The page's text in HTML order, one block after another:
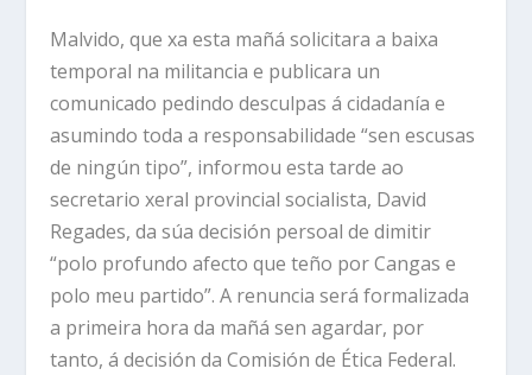
Malvido, que xa esta mañá solicitara a baixa
temporal na militancia e publicara un
comunicado pedindo desculpas á cidadanía e
asumindo toda a responsabilidade “sen escusas
de ningún tipo”, informou esta tarde ao
secretario xeral provincial socialista, David
Regades, da súa decisión persoal de dimitir
“polo profundo afecto que teño por Cangas e
polo meu partido”. A renuncia será formalizada
a primeira hora da mañá sen agardar, por
tanto, á decisión da Comisión de Ética Federal.